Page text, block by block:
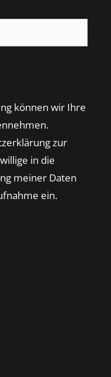
können wir Ihre
zur
in die
meiner Daten
ein.